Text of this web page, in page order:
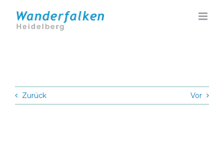
Inhalt
springen
Zurück Vor